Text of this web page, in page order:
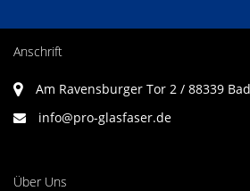
Anschrift
Am Ravensburger Tor 2 / 88339
info@pro-glasfaser.de
Über Uns